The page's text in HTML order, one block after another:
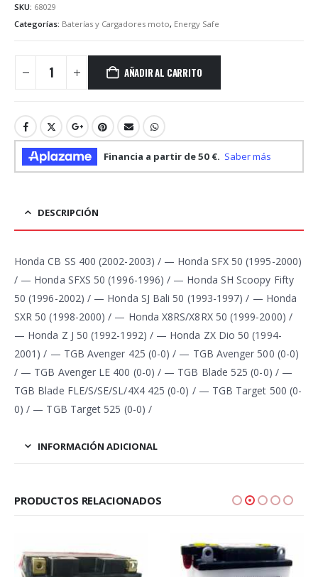
SKU: 68029
Categorías: Baterías y Cargadores moto, Energy Safe
AÑADIR AL CARRITO
DESCRIPCIÓN
Honda CB SS 400 (2002-2003) / — Honda SFX 50 (1995-2000)
/ — Honda SFXS 50 (1996-1996) / — Honda SH Scoopy Fifty
50 (1996-2002) / — Honda SJ Bali 50 (1993-1997) / — Honda
SXR 50 (1998-2000) / — Honda X8RS/X8RX 50 (1999-2000) /
— Honda Z J 50 (1992-1992) / — Honda ZX Dio 50 (1994-
2001) / — TGB Avenger 425 (0-0) / — TGB Avenger 500 (0-0)
/ — TGB Avenger LE 400 (0-0) / — TGB Blade 525 (0-0) / —
TGB Blade FLE/S/SE/SL/4X4 425 (0-0) / — TGB Target 500 (0-
0) / — TGB Target 525 (0-0) /
INFORMACIÓN ADICIONAL
PRODUCTOS RELACIONADOS